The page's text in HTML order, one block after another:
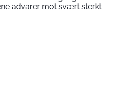
advarer mot svært sterkt